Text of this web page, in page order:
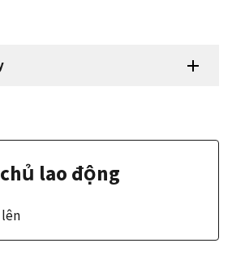
lao động
lên